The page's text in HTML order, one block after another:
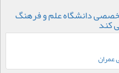
دانشگاه علم و فرهنگ
کند